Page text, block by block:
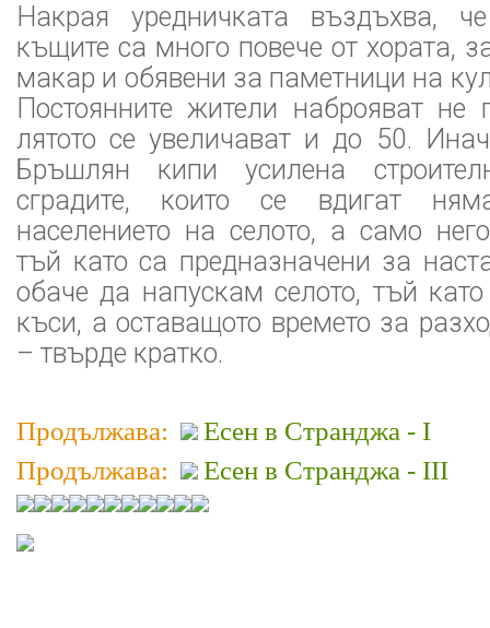
Накрая уредничката въздъхва,
къщите са много повече от хората,
макар и обявени за паметници на
Постоянните жители наброяват не
лятото се увеличават и до 50.
Бръшлян кипи усилена
сградите, които се вдигат
населението на селото, а само
тъй като са предназначени за
обаче да напускам селото, тъй
къси, а оставащото времето за
– твърде кратко.
Продължава:
Есен в Странджа - I
Продължава:
Есен в Странджа - III